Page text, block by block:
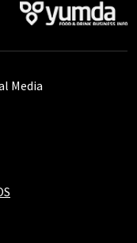
Media